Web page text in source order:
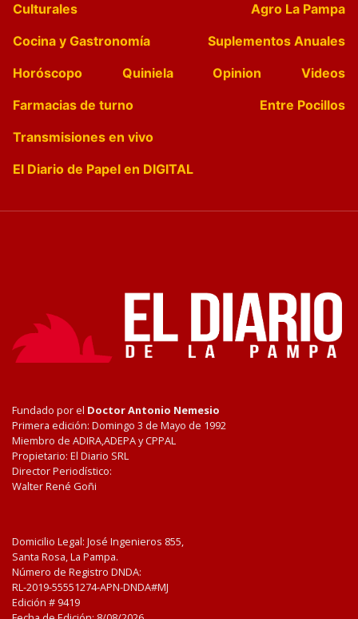
Culturales
Agro La Pampa
Cocina y Gastronomía
Suplementos Anuales
Horóscopo
Quiniela Opinion
Videos
Farmacias de turno
Entre Pocillos
Transmisiones en vivo
El Diario de Papel en DIGITAL
Fundado por el Doctor Antonio Nemesio
Primera edición: Domingo 3 de Mayo de 1992
Miembro de ADIRA,ADEPA y CPPAL
Propietario: El Diario SRL
Director Periodístico:
Walter René Goñi
Domicilio Legal: José Ingenieros 855,
Santa Rosa, La Pampa.
Número de Registro DNDA:
RL-2019-55551274-APN-DNDA#MJ
Edición # 9419